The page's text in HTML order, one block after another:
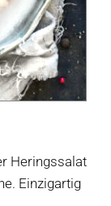
Heringssalat
Einzigartig